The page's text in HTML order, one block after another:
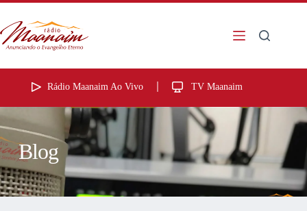
Rádio Maanaim Ao Vivo TV Maanaim
Blog